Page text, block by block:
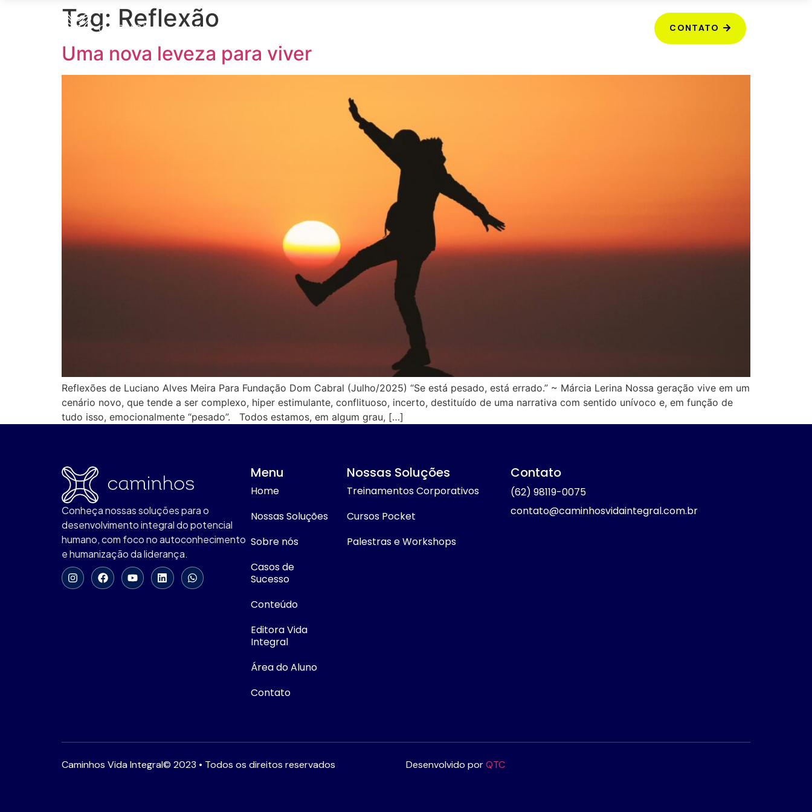
Soluções CONTATO
Tag: Reflexão
Uma nova leveza para viver
Reflexões de Luciano Alves Meira Para Fundação Dom Cabral (Julho/2025) “Se está pesado, está errado.” ~ Márcia Lerina Nossa geração vive em um
cenário novo, que tende a ser complexo, hiper estimulante, conflituoso, incerto, destituído de uma narrativa com sentido unívoco e, em função de
tudo isso, emocionalmente “pesado”. Todos estamos, em algum grau, […]
Conheça nossas soluções para o
desenvolvimento integral do potencial
humano, com foco no autoconhecimento
e humanização da liderança.
Menu
Home
Nossas Soluções
Sobre nós
Casos de
Sucesso
Conteúdo
Editora Vida
Integral
Área do Aluno
Contato
Nossas Soluções
Treinamentos Corporativos
Cursos Pocket
Palestras e Workshops
Contato
(62) 98119-0075
contato@caminhosvidaintegral.com.br
Caminhos Vida Integral© 2023 • Todos os direitos reservados Desenvolvido porQTC